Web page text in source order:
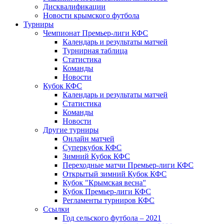
Дисквалификации
Новости крымского футбола
Турниры
Чемпионат Премьер-лиги КФС
Календарь и результаты матчей
Турнирная таблица
Статистика
Команды
Новости
Кубок КФС
Календарь и результаты матчей
Статистика
Команды
Новости
Другие турниры
Онлайн матчей
Суперкубок КФС
Зимний Кубок КФС
Переходные матчи Премьер-лиги КФС
Открытый зимний Кубок КФС
Кубок "Крымская весна"
Кубок Премьер-лиги КФС
Регламенты турниров КФС
Ссылки
Год сельского футбола – 2021